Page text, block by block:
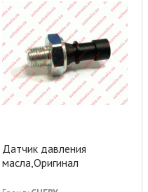
Датчик давления
масла,Оригинал